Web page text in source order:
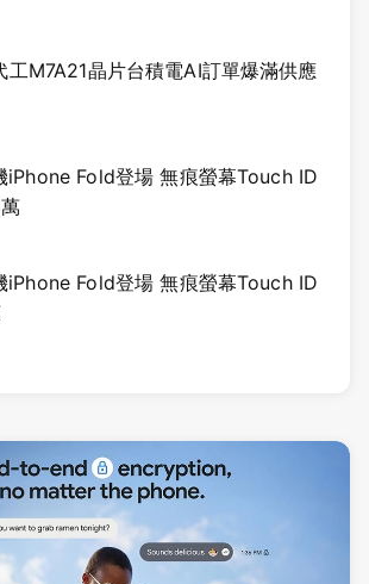
M7A21晶片台積電AI訂單爆滿供應
iPhone Fold登場 無痕螢幕Touch ID
iPhone Fold登場 無痕螢幕Touch ID